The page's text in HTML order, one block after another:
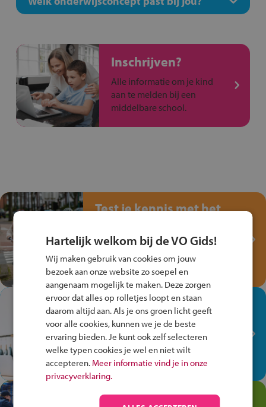
Inschrijven?
Alle informatie om je kind
aan te melden bij een
middelbare school.
Test je kennis met het
Verkeersspel!
Speel het Fiets Veilig Verkeersspel
en win een Cortina-fiets!
In de winkel ben je op je
plek!
Ontdek via het vmbo jouw talent
op de winkelvloer, waar elke dag
anders is!
Jouw talent in de
Hartelijk welkom bij de VO Gids!
Wij maken gebruik van cookies om jouw
bezoek aan onze website zo soepel en
aangenaam mogelijk te maken. Deze zorgen
ervoor dat alles op rolletjes loopt en staan
daarom altijd aan. Als je ons groen licht geeft
voor alle cookies, kunnen we je de beste
ervaring bieden. Je kunt ook zelf selecteren
welke typen cookies je wel en niet wilt
accepteren. Meer informatie vind je in onze
privacyverklaring.